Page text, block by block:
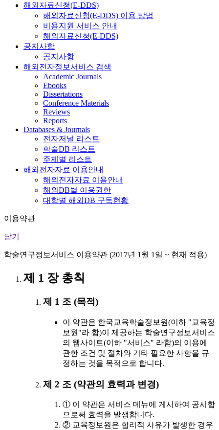
해외자료신청(E-DDS)
해외자료신청(E-DDS) 이용 방법
비용지원 서비스 안내
해외자료신청(E-DDS)
공지사항
공지사항
해외전자정보서비스 검색
Academic Journals
Ebooks
Dissertations
Conference Materials
Reviews
Reports
Databases & Journals
전자저널 리스트
학술DB 리스트
주제별 리스트
해외전자자료 이용안내
해외전자자료 이용안내
해외DB별 이용권한
대학별 해외DB 구독현황
이용약관
닫기
학술연구정보서비스 이용약관 (2017년 1월 1일 ~ 현재 적용)
제 1 장 총칙
제 1 조 (목적)
이 약관은 한국교육학술정보원(이하 "교육정
보원"라 함)이 제공하는 학술연구정보서비스
의 웹사이트(이하 "서비스" 라함)의 이용에
관한 조건 및 절차와 기타 필요한 사항을 규
정하는 것을 목적으로 합니다.
제 2 조 (약관의 효력과 변경)
① 이 약관은 서비스 메뉴에 게시하여 공시함
으로써 효력을 발생합니다.
② 교육정보원은 합리적 사유가 발생한 경우